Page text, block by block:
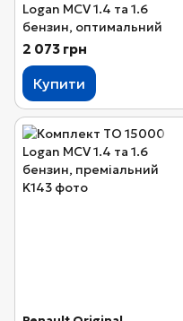
Logan MCV 1.4 та 1.6
бензин, оптимальний
2 073 грн
Купити